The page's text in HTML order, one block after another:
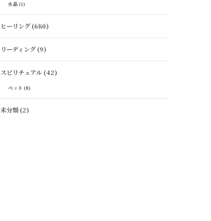
水晶(1)
ヒーリング(680)
リーディング(9)
スピリチュアル(42)
ペット (8)
未分類(2)